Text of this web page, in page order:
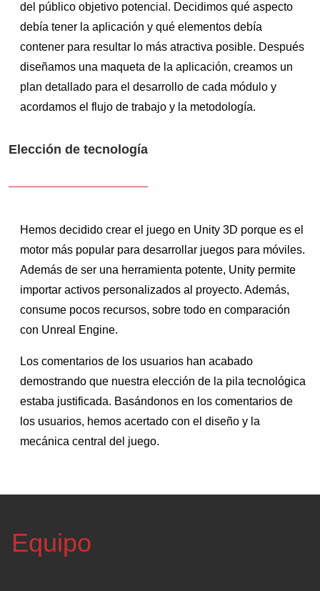
del público objetivo potencial. Decidimos qué aspecto
debía tener la aplicación y qué elementos debía
contener para resultar lo más atractiva posible. Después
diseñamos una maqueta de la aplicación, creamos un
plan detallado para el desarrollo de cada módulo y
acordamos el flujo de trabajo y la metodología.
Elección de tecnología
Hemos decidido crear el juego en Unity 3D porque es el
motor más popular para desarrollar juegos para móviles.
Además de ser una herramienta potente, Unity permite
importar activos personalizados al proyecto. Además,
consume pocos recursos, sobre todo en comparación
con Unreal Engine.
Los comentarios de los usuarios han acabado
demostrando que nuestra elección de la pila tecnológica
estaba justificada. Basándonos en los comentarios de
los usuarios, hemos acertado con el diseño y la
mecánica central del juego.
Equipo